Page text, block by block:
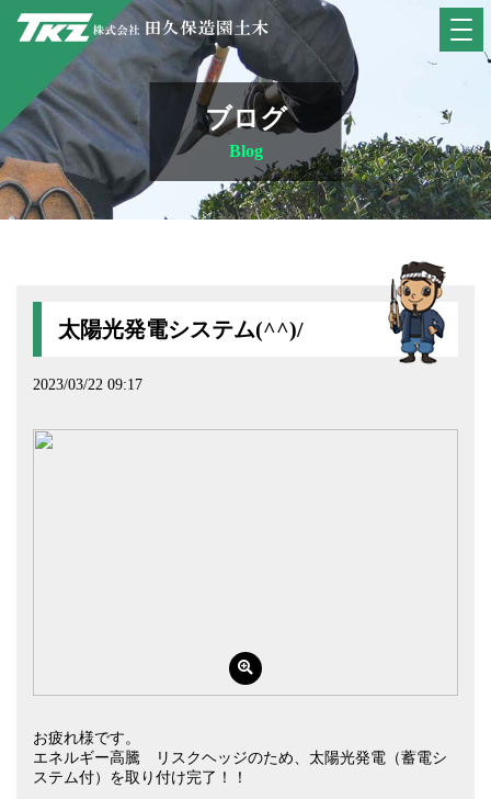
ブログ
Blog
太陽光発電システム(^^)/
2023/03/22 09:17
お疲れ様です。
エネルギー高騰 リスクヘッジのため、太陽光発電（蓄電シ
ステム付）を取り付け完了！！